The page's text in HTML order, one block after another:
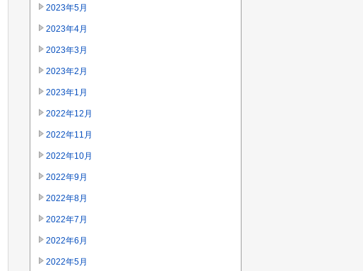
2023年5月
2023年4月
2023年3月
2023年2月
2023年1月
2022年12月
2022年11月
2022年10月
2022年9月
2022年8月
2022年7月
2022年6月
2022年5月